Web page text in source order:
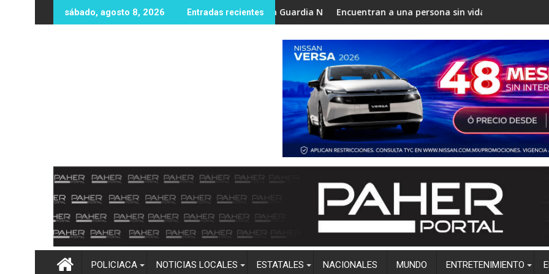
al
sábado, agosto 8, 2026 Entradas recientes Encuentran a una persona sin vida en zona rural de Mocorito;
Destacan
POLICIACA NOTICIAS LOCALES ESTATALES NACIONALES MUNDO ENTRETENIMIENTO